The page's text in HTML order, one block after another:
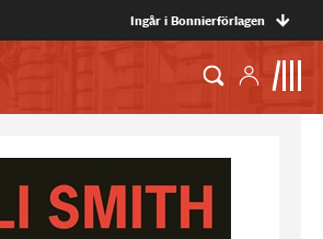
Ingår i Bonnierförlagen